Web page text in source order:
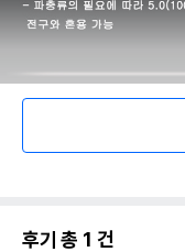
받았음을 확인할수 있는
후기 총 1 건